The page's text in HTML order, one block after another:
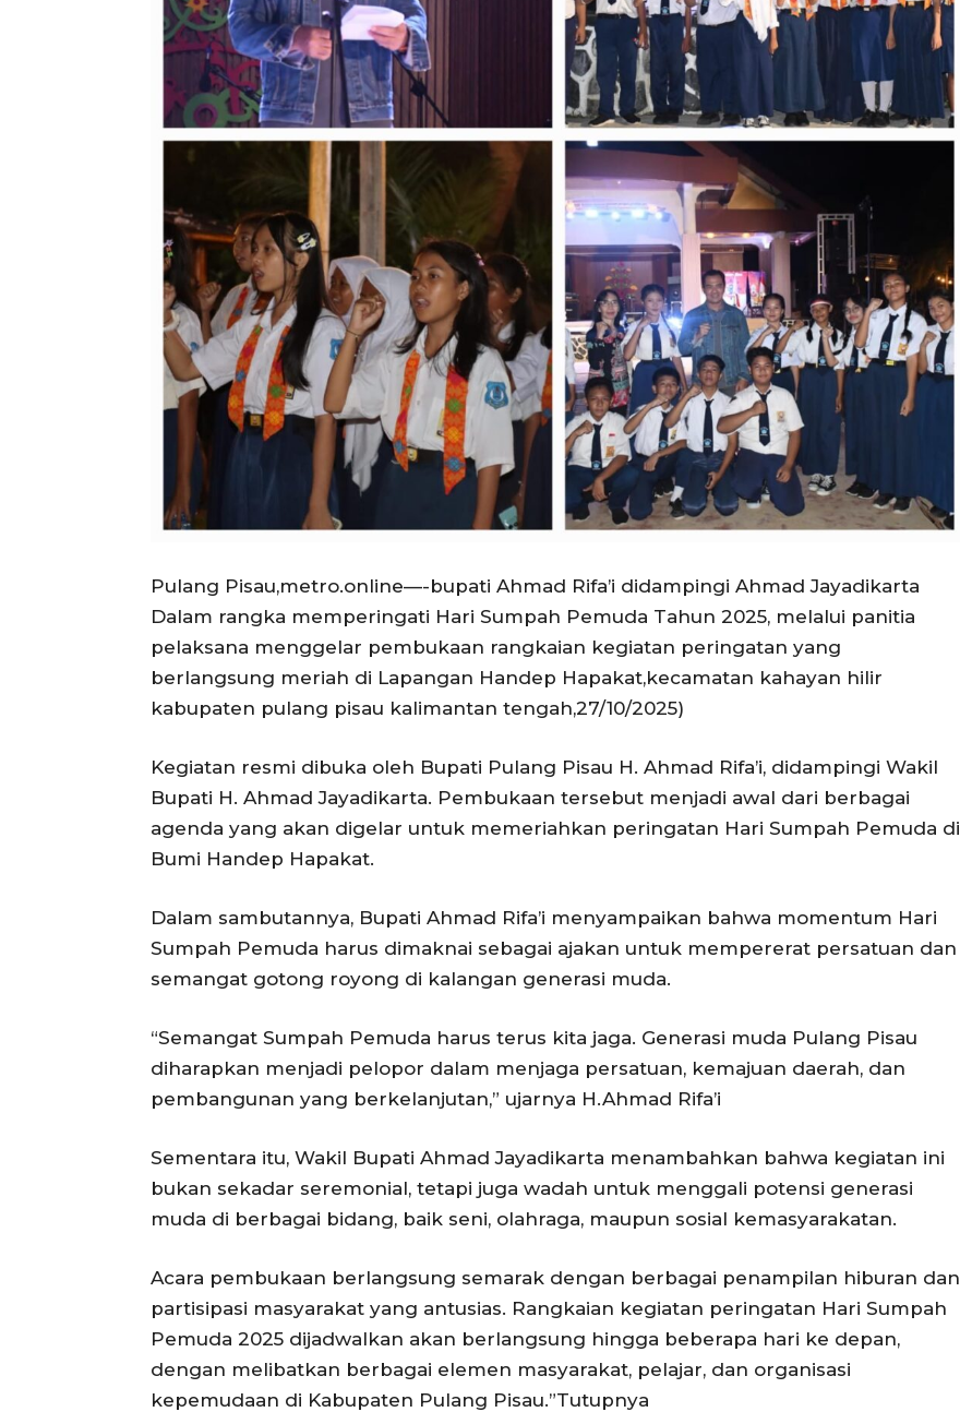
Pulang Pisau,metro.online—-bupati Ahmad Rifa’i didampingi Ahmad Jayadikarta
Dalam rangka memperingati Hari Sumpah Pemuda Tahun 2025, melalui panitia
pelaksana menggelar pembukaan rangkaian kegiatan peringatan yang
berlangsung meriah di Lapangan Handep Hapakat,kecamatan kahayan hilir
kabupaten pulang pisau kalimantan tengah,27/10/2025)
Kegiatan resmi dibuka oleh Bupati Pulang Pisau H. Ahmad Rifa’i, didampingi Wakil
Bupati H. Ahmad Jayadikarta. Pembukaan tersebut menjadi awal dari berbagai
agenda yang akan digelar untuk memeriahkan peringatan Hari Sumpah Pemuda di
Bumi Handep Hapakat.
Dalam sambutannya, Bupati Ahmad Rifa’i menyampaikan bahwa momentum Hari
Sumpah Pemuda harus dimaknai sebagai ajakan untuk mempererat persatuan dan
semangat gotong royong di kalangan generasi muda.
“Semangat Sumpah Pemuda harus terus kita jaga. Generasi muda Pulang Pisau
diharapkan menjadi pelopor dalam menjaga persatuan, kemajuan daerah, dan
pembangunan yang berkelanjutan,” ujarnya H.Ahmad Rifa’i
Sementara itu, Wakil Bupati Ahmad Jayadikarta menambahkan bahwa kegiatan ini
bukan sekadar seremonial, tetapi juga wadah untuk menggali potensi generasi
muda di berbagai bidang, baik seni, olahraga, maupun sosial kemasyarakatan.
Acara pembukaan berlangsung semarak dengan berbagai penampilan hiburan dan
partisipasi masyarakat yang antusias. Rangkaian kegiatan peringatan Hari Sumpah
Pemuda 2025 dijadwalkan akan berlangsung hingga beberapa hari ke depan,
dengan melibatkan berbagai elemen masyarakat, pelajar, dan organisasi
kepemudaan di Kabupaten Pulang Pisau.”Tutupnya